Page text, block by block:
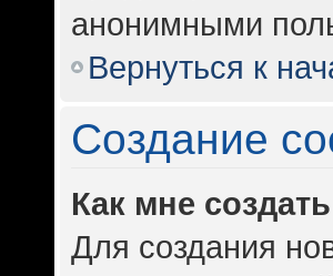
анонимными
Вернуться к
Создание
Как мне
Для создания